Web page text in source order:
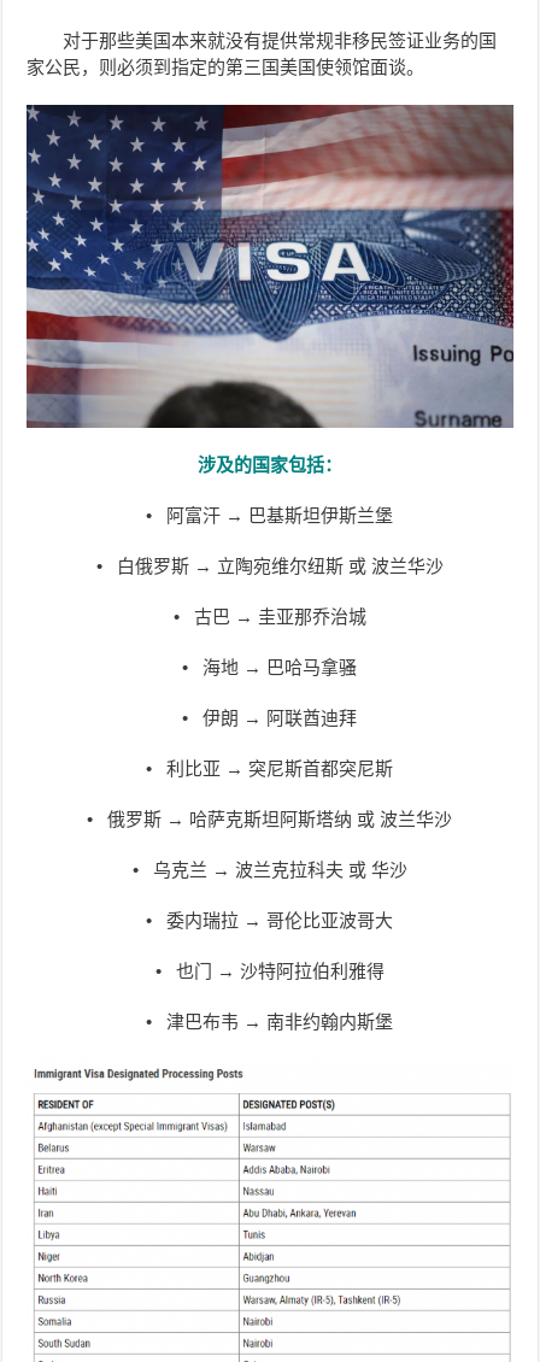
对于那些美国本来就没有提供常规非移民签证业务的国
家公民，则必须到指定的第三国美国使领馆面谈。
涉及的国家包括：
• 阿富汗 → 巴基斯坦伊斯兰堡
• 白俄罗斯 → 立陶宛维尔纽斯 或 波兰华沙
• 古巴 → 圭亚那乔治城
• 海地 → 巴哈马拿骚
• 伊朗 → 阿联酋迪拜
• 利比亚 → 突尼斯首都突尼斯
• 俄罗斯 → 哈萨克斯坦阿斯塔纳 或 波兰华沙
• 乌克兰 → 波兰克拉科夫 或 华沙
• 委内瑞拉 → 哥伦比亚波哥大
• 也门 → 沙特阿拉伯利雅得
• 津巴布韦 → 南非约翰内斯堡